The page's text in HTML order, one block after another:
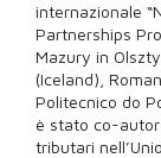
internazionale
Partnerships
Mazury in
(Iceland),
Politecnico do
è stato co-
tributari